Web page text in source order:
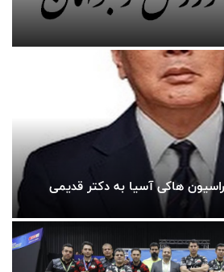
هاکی آسیا به دکتر قدیمی